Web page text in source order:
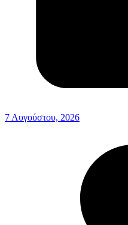
7 Αυγούστου, 2026